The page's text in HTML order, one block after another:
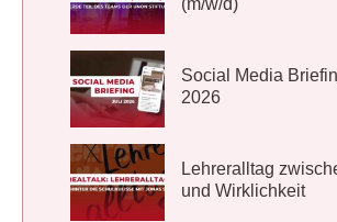
(m/w/d)
Social Media
2026
Lehreralltag
und Wirklichkeit